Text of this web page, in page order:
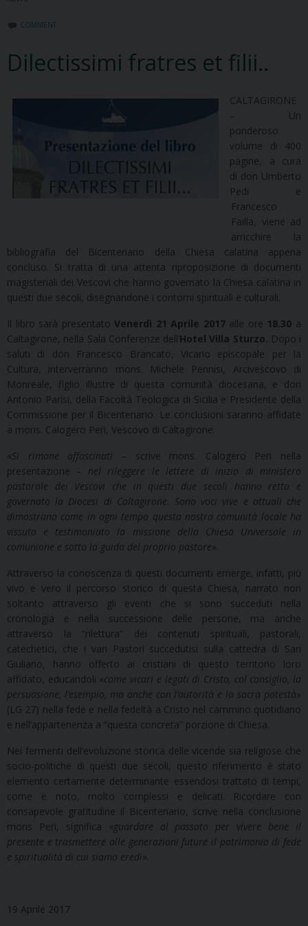
COMMENT
Dilectissimi fratres et filii..
CALTAGIRONE
– Un
ponderoso
volume di 400
pagine, a cura
di don Umberto
Pedi e
Francesco
Failla, viene ad
arricchire la
bibliografia del Bicentenario della Chiesa calatina appena
concluso. Si tratta di una attenta riproposizione di documenti
magisteriali dei Vescovi che hanno governato la Chiesa calatina in
questi due secoli, disegnandone i contorni spirituali e culturali.
Il libro sarà presentato Venerdì 21 Aprile 2017alle ore 18.30 a
Caltagirone, nella Sala Conferenze dell’Hotel Villa Sturzo. Dopo i
saluti di don Francesco Brancato, Vicario episcopale per la
Cultura, interverranno mons. Michele Pennisi, Arcivescovo di
Monreale, figlio illustre di questa comunità diocesana, e don
Antonio Parisi, della Facoltà Teologica di Sicilia e Presidente della
Commissione per il Bicentenario. Le conclusioni saranno affidate
a mons. Calogero Peri, Vescovo di Caltagirone.
«Si rimane affascinati – scrive mons. Calogero Peri nella
presentazione – nel rileggere le lettere di inizio di ministero
pastorale dei Vescovi che in questi due secoli hanno retto e
governato la Diocesi di Caltagirone. Sono voci vive e attuali che
dimostrano come in ogni tempo questa nostra comunità locale ha
vissuto e testimoniato la missione della Chiesa Universale in
comunione e sotto la guida del proprio pastore».
Attraverso la conoscenza di questi documenti emerge, infatti, più
vivo e vero il percorso storico di questa Chiesa, narrato non
soltanto attraverso gli eventi che si sono succeduti nella
cronologia e nella successione delle persone, ma anche
attraverso la “rilettura” dei contenuti spirituali, pastorali,
catechetici, che i vari Pastori succedutisi sulla cattedra di San
Giuliano, hanno offerto ai cristiani di questo territorio loro
affidato, educandoli «come vicari e legati di Cristo, col consiglio, la
persuasione, l’esempio, ma anche con l’autorità e la sacra potestà»
(LG 27) nella fede e nella fedeltà a Cristo nel cammino quotidiano
e nell’appartenenza a “questa concreta” porzione di Chiesa.
Nei fermenti dell’evoluzione storica delle vicende sia religiose che
socio-politiche di questi due secoli, questo riferimento è stato
elemento certamente determinante essendosi trattato di tempi,
come è noto, molto complessi e delicati. Ricordare con
consapevole gratitudine il Bicentenario, scrive nella conclusione
mons Peri, significa «guardare al passato per vivere bene il
presente e trasmettere alle generazioni future il patrimonio di fede
e spiritualità di cui siamo eredi».
19 Aprile 2017